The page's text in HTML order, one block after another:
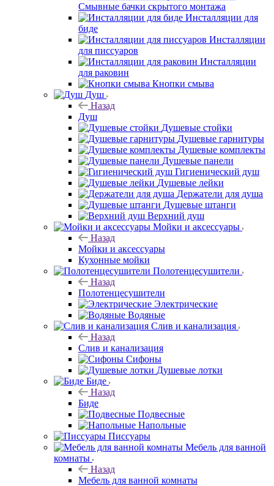
Смывные бачки скрытого монтажа
Инсталляции для
биде
Инсталляции
для писсуаров
Инсталляции
для раковин
Кнопки смыва
Душ
Назад
Душ
Душевые стойки
Душевые гарнитуры
Душевые комплекты
Душевые панели
Гигиенический душ
Душевые лейки
Держатели для душа
Душевые штанги
Верхний душ
Мойки и аксессуары
Назад
Мойки и аксессуары
Кухонные мойки
Полотенцесушители
Назад
Полотенцесушители
Электрические
Водяные
Слив и канализация
Назад
Слив и канализация
Сифоны
Душевые лотки
Биде
Назад
Биде
Подвесные
Напольные
Писсуары
Мебель для ванной
комнаты
Назад
Мебель для ванной комнаты